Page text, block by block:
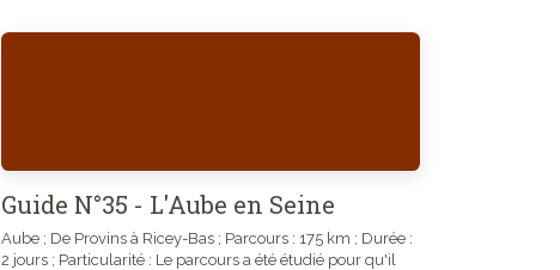
Guide N°35 - L'Aube en Seine
Aube ; De Provins à Ricey-Bas ; Parcours : 175 km ; Durée :
2 jours ; Particularité : Le parcours a été étudié pour qu'il